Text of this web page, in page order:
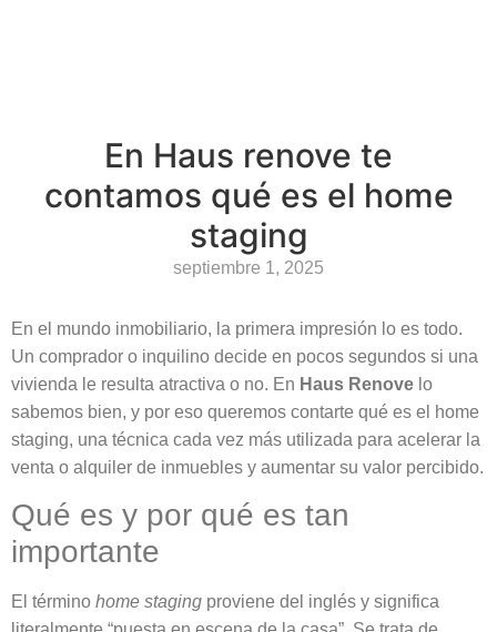
En Haus renove te
contamos qué es el home
staging
septiembre 1, 2025
En el mundo inmobiliario, la primera impresión lo es todo.
Un comprador o inquilino decide en pocos segundos si una
vivienda le resulta atractiva o no. En Haus Renove lo
sabemos bien, y por eso queremos contarte qué es el home
staging, una técnica cada vez más utilizada para acelerar la
venta o alquiler de inmuebles y aumentar su valor percibido.
Qué es y por qué es tan
importante
El término home staging proviene del inglés y significa